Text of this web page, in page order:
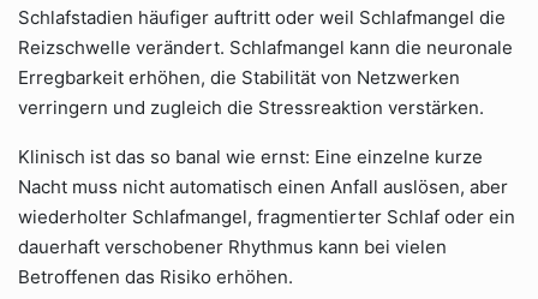
Schlafstadien häufiger auftritt oder weil Schlafmangel die
Reizschwelle verändert. Schlafmangel kann die neuronale
Erregbarkeit erhöhen, die Stabilität von Netzwerken
verringern und zugleich die Stressreaktion verstärken.
Klinisch ist das so banal wie ernst: Eine einzelne kurze
Nacht muss nicht automatisch einen Anfall auslösen, aber
wiederholter Schlafmangel, fragmentierter Schlaf oder ein
dauerhaft verschobener Rhythmus kann bei vielen
Betroffenen das Risiko erhöhen.